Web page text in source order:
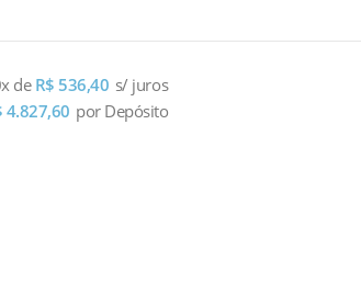
deR$ 536,40 s/ juros
4.827,60 por Depósito